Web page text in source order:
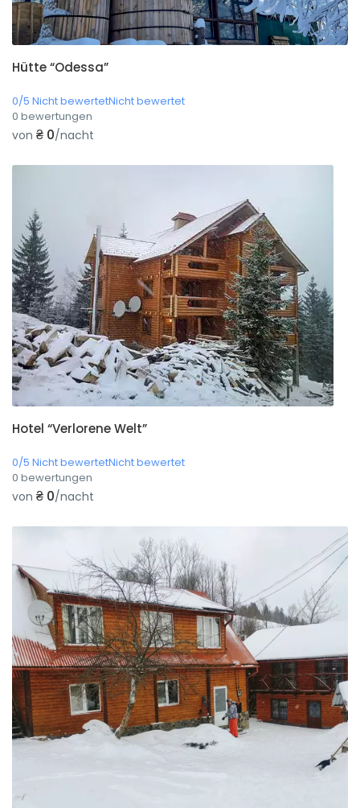
Hütte “Odessa”
0/5 Nicht bewertetNicht bewertet
0 bewertungen
von ₴ 0/nacht
Hotel “Verlorene Welt”
0/5 Nicht bewertetNicht bewertet
0 bewertungen
von ₴ 0/nacht